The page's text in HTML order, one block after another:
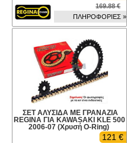
169.88 €
ΠΛΗΡΟΦΟΡΙΕΣ »
ΣΕΤ ΑΛΥΣΙΔΑ ΜΕ ΓΡΑΝΑΖΙΑ
REGINA ΓΙΑ KAWASAKI KLE 500
2006-07 (Χρυσή O-Ring)
121 €